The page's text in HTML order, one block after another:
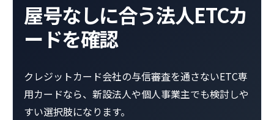
屋号なしに合う法人ETCカ
ードを確認
クレジットカード会社の与信審査を通さないETC専
用カードなら、新設法人や個人事業主でも検討しや
すい選択肢になります。